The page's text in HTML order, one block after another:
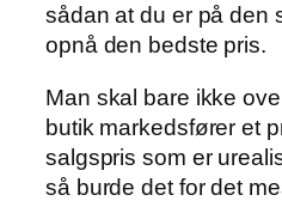
sådan at du er på den
opnå den bedste pris.
Man skal bare ikke
butik markedsfører et
salgspris som er
så burde det for det